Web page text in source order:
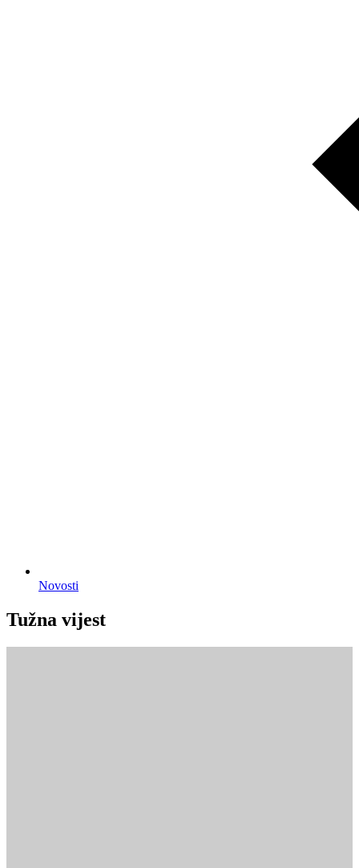
Novosti
Tužna vijest